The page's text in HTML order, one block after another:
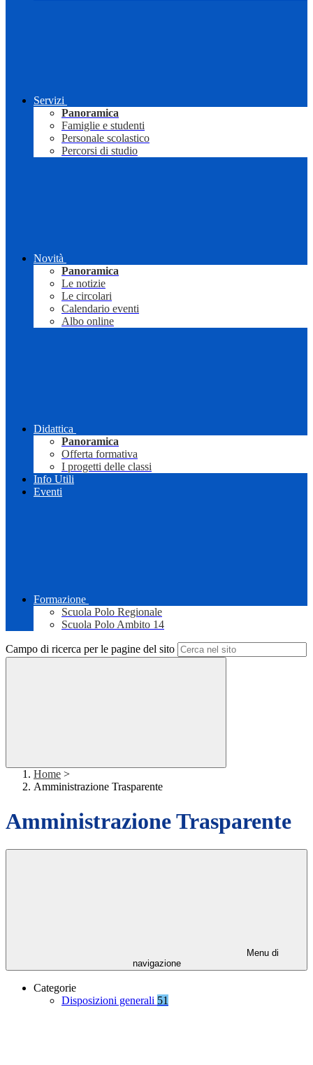
Servizi
Panoramica
Famiglie e studenti
Personale scolastico
Percorsi di studio
Novità
Panoramica
Le notizie
Le circolari
Calendario eventi
Albo online
Didattica
Panoramica
Offerta formativa
I progetti delle classi
Info Utili
Eventi
Formazione
Scuola Polo Regionale
Scuola Polo Ambito 14
Campo di ricerca per le pagine del sito
Home >
Amministrazione Trasparente
Amministrazione Trasparente
Menu di
navigazione
Categorie
Disposizioni generali 51